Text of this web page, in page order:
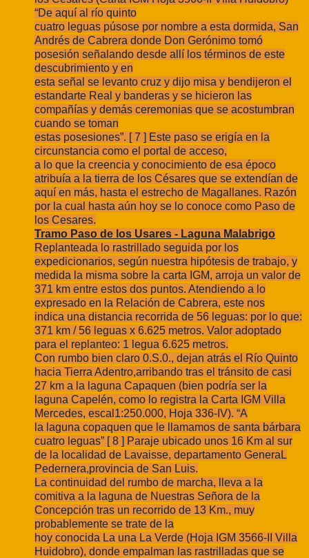
“De aquí al río quinto
cuatro leguas púsose por nombre a esta dormida, San
Andrés de Cabrera donde Don Gerónimo tomó
posesión señalando desde allí los términos de este
descubrimiento y en
esta señal se levanto cruz y dijo misa y bendijeron el
estandarte Real y banderas y se hicieron las
compañías y demás ceremonias que se acostumbran
cuando se toman
estas posesiones”. [ 7 ] Este paso se erigía en la
circunstancia como el portal de acceso,
a lo que la creencia y conocimiento de esa époco
atribuía a la tierra de los Césares que se extendían de
aquí en más, hasta el estrecho de Magallanes. Razón
por la cual hasta aún hoy se lo conoce como Paso de
los Cesares.
Tramo Paso de los Usares - Laguna Malabrigo
Replanteada lo rastrillado seguida por los
expedicionarios, según nuestra hipótesis de trabajo, y
medida la misma sobre la carta IGM, arroja un valor de
371 km entre estos dos puntos. Atendiendo a lo
expresado en la Relación de Cabrera, este nos
indica una distancia recorrida de 56 leguas: por lo que:
371 km / 56 leguas x 6.625 metros. Valor adoptado
para el replanteo: 1 legua 6.625 metros.
Con rumbo bien claro 0.S.0., dejan atrás el Río Quinto
hacia Tierra Adentro,arribando tras el tránsito de casi
27 km a la laguna Capaquen (bien podría ser la
laguna Capelén, como lo registra la Carta IGM Villa
Mercedes, escal1:250.000, Hoja 336-IV). “A
la laguna copaquen que le llamamos de santa bárbara
cuatro leguas” [ 8 ] Paraje ubicado unos 16 Km al sur
de la localidad de Lavaisse, departamento GeneraL
Pedernera,provincia de San Luis.
La continuidad del rumbo de marcha, lleva a la
comitiva a la laguna de Nuestras Señora de la
Concepción tras un recorrido de 13 Km., muy
probablemente se trate de la
hoy conocida La una La Verde (Hoja IGM 3566-II Villa
Huidobro), donde empalman las rastrilladas que se